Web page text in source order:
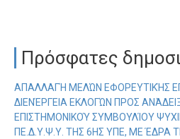
Πρόσφατες
ΑΠΑΛΛΑΓΉ ΜΕΛΏΝ ΕΦΟΡΕΥΤΙΚΉΣ
ΔΙΕΝΈΡΓΕΙΑ ΕΚΛΟΓΏΝ ΠΡΟΣ
ΕΠΙΣΤΗΜΟΝΙΚΟΎ ΣΥΜΒΟΥΛΊΟΥ
ΠΕ.Δ.Υ.Ψ.Υ. ΤΗΣ 6ΗΣ ΥΠΕ, ΜΕ ΈΔΡΑ